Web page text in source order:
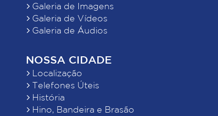
Galeria de Imagens
Galeria de Vídeos
Galeria de Áudios
NOSSA CIDADE
Localização
Telefones Úteis
História
Hino, Bandeira e Brasão